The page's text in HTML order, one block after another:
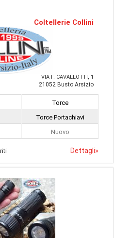
Coltellerie Collini
VIA F. CAVALLOTTI, 1
21052 Busto Arsizio
Torce
Torce Portachiavi
Nuovo
Dettagli»